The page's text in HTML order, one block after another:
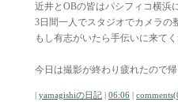
近井とOBの皆はパシフィコ横浜
3日間一人でスタジオでカメラの
もし有志がいたら手伝いに来てく
今日は撮影が終わり疲れたので帰
| yamagishiの日記 | 06:06 |